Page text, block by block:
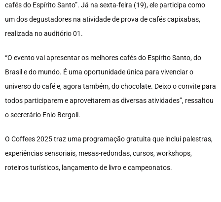
cafés do Espírito Santo”. Já na sexta-feira (19), ele participa como
um dos degustadores na atividade de prova de cafés capixabas,
realizada no auditório 01.
“O evento vai apresentar os melhores cafés do Espírito Santo, do
Brasil e do mundo. É uma oportunidade única para vivenciar o
universo do café e, agora também, do chocolate. Deixo o convite para
todos participarem e aproveitarem as diversas atividades”, ressaltou
o secretário Enio Bergoli.
O Coffees 2025 traz uma programação gratuita que inclui palestras,
experiências sensoriais, mesas-redondas, cursos, workshops,
roteiros turísticos, lançamento de livro e campeonatos.